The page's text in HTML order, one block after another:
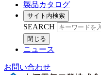
製品カタログ
サイト内検索
SEARCH
閉じる
ニュース
お問い合わせ